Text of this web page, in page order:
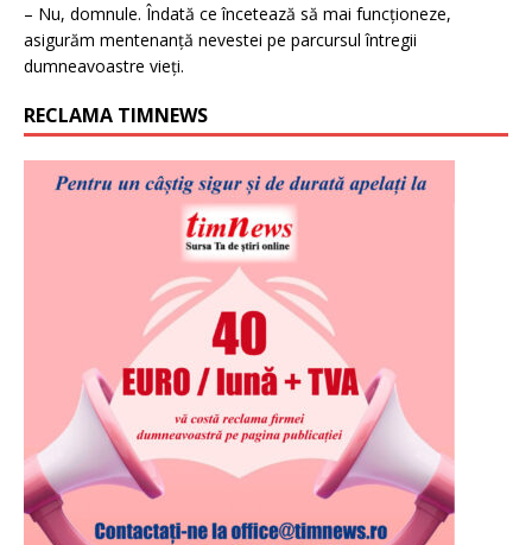
– Nu, domnule. Îndată ce încetează să mai funcționeze,
asigurăm mentenanță nevestei pe parcursul întregii
dumneavoastre vieți.
RECLAMA TIMNEWS